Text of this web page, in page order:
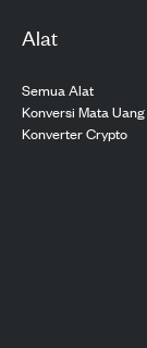
Alat
Semua Alat
Konversi Mata Uang
Konverter Crypto